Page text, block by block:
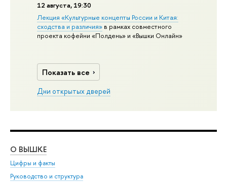
12 августа, 19:30
Лекция «Культурные концепты России и Китая:
сходства и различия» в рамках совместного
проекта кофейни «Полдень» и «Вышки Онлайн»
Показать все
Дни открытых дверей
О ВЫШКЕ
Цифры и факты
Руководство и структура